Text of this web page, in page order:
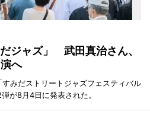
ジャズ」 武田真治さん、
へ
みだストリートジャズフェスティバル
が8月4日に発表された。